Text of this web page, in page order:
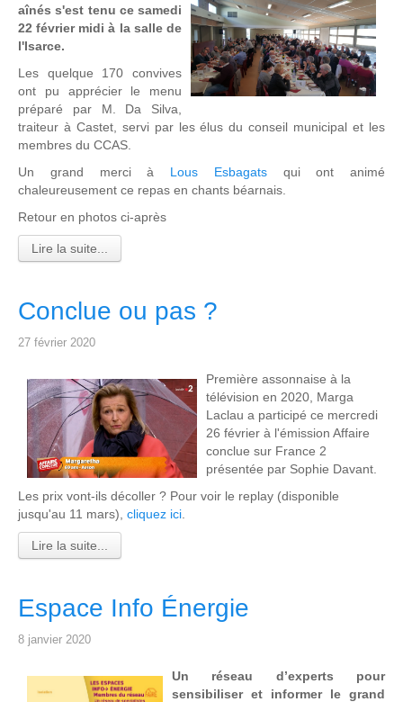
aînés s'est tenu ce samedi
22 février midi à la salle de
l'Isarce.
Les quelque 170 convives
ont pu apprécier le menu
préparé par M. Da Silva,
traiteur à Castet, servi par les élus du conseil municipal et les
membres du CCAS.
Un grand merci à Lous Esbagats qui ont animé
chaleureusement ce repas en chants béarnais.
Retour en photos ci-après
Lire la suite...
Conclue ou pas ?
27 février 2020
Première assonnaise à la
télévision en 2020, Marga
Laclau a participé ce mercredi
26 février à l'émission Affaire
conclue sur France 2
présentée par Sophie Davant.
Les prix vont-ils décoller ? Pour voir le replay (disponible
jusqu'au 11 mars), cliquez ici
Lire la suite...
Espace Info Énergie
8 janvier 2020
Un réseau d’experts pour
sensibiliser et informer le grand